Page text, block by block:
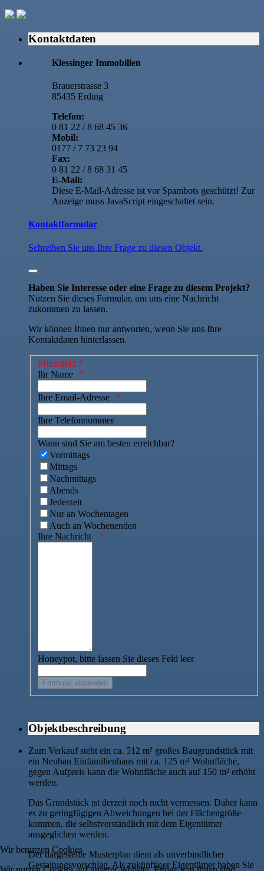
Kontaktdaten
Klessinger Immobilien
Brauerstrasse 3
85435 Erding
Telefon:
0 81 22 / 8 68 45 36
Mobil:
0177 / 7 73 23 94
Fax:
0 81 22 / 8 68 31 45
E-Mail:
Diese E-Mail-Adresse ist vor Spambots geschützt! Zur
Anzeige muss JavaScript eingeschaltet sein.
Kontaktformular
Schreiben Sie uns Ihre Frage zu diesen Objekt.
Haben Sie Interesse oder eine Frage zu diesem Projekt?
Nutzen Sie dieses Formular, um uns eine Nachricht
zukommen zu lassen.
Wir können Ihnen nur antworten, wenn Sie uns Ihre
Kontaktdaten hinterlassen.
Pflichtfeld *
Ihr Name
Ihre Email-Adresse
Ihre Telefonnummer
Wann sind Sie am besten erreichbar?
Vormittags
Mittags
Nachmittags
Abends
Jederzeit
Nur an Wochentagen
Auch an Wochenenden
Ihre Nachricht
Honeypot, bitte lassen Sie dieses Feld leer
Objektbeschreibung
Zum Verkauf steht ein ca. 512 m² großes Baugrundstück mit
ein Neubau Einfamilienhaus mit ca. 125 m² Wohnfläche,
gegen Aufpreis kann die Wohnfläche auch auf 150 m² erhöht
werden.
Das Grundstück ist derzeit noch nicht vermessen. Daher kann
es zu geringfügigen Abweichungen bei der Flächengröße
kommen, die selbstverständlich mit dem Eigentümer
ausgeglichen werden.
Der dargestellte Musterplan dient als unverbindlicher
Gestaltungsvorschlag. Als zukünftiger Eigentümer haben Sie
Wir benutzen Cookies